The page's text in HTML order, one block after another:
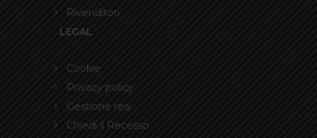
Rivenditori
LEGAL
Cookie
Privacy policy
Gestione resi
Chiedi il Recesso